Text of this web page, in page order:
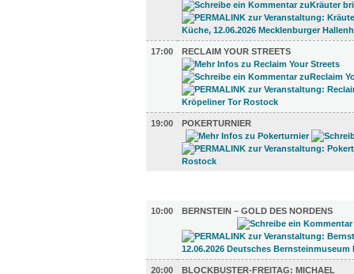
17:00 RECLAIM YOUR STREETS
19:00 POKERTURNIER
10:00
BERNSTEIN – GOLD DES NORDENS
20:00 BLOCKBUSTER-FREITAG: MICHAEL